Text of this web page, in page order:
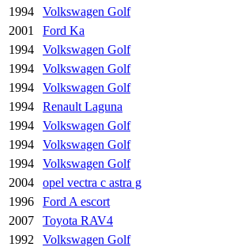
1994
Volkswagen Golf
2001
Ford Ka
1994
Volkswagen Golf
1994
Volkswagen Golf
1994
Volkswagen Golf
1994
Renault Laguna
1994
Volkswagen Golf
1994
Volkswagen Golf
1994
Volkswagen Golf
2004
opel vectra c astra g
1996
Ford A escort
2007
Toyota RAV4
1992
Volkswagen Golf